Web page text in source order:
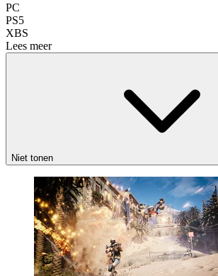
PC
PS5
XBS
Lees meer
Niet tonen